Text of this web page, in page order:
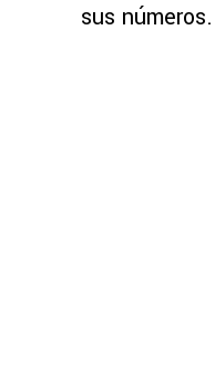
sus números.